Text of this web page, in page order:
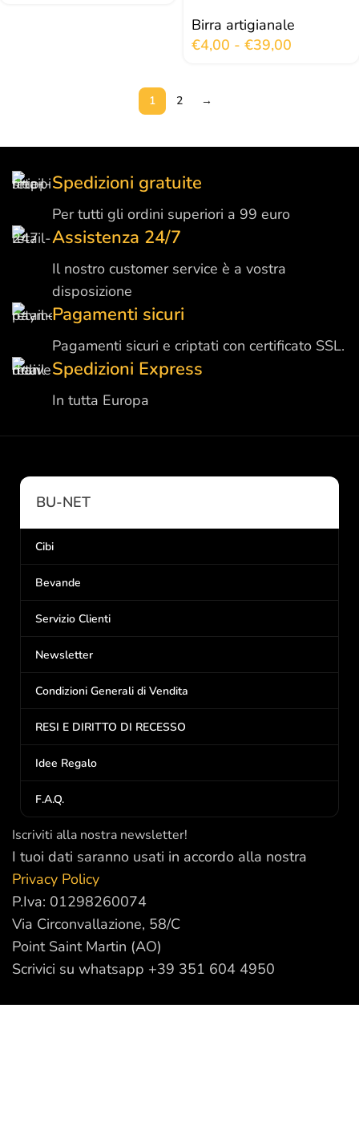
Birra artigianale
€4,00 - €39,00
1 2 →
Spedizioni gratuite
Per tutti gli ordini superiori a 99 euro
Assistenza 24/7
Il nostro customer service è a vostra
disposizione
Pagamenti sicuri
Pagamenti sicuri e criptati con certificato SSL.
Spedizioni Express
In tutta Europa
BU-NET
Cibi
Bevande
Servizio Clienti
Newsletter
Condizioni Generali di Vendita
RESI E DIRITTO DI RECESSO
Idee Regalo
F.A.Q.
Iscriviti alla nostra newsletter!
I tuoi dati saranno usati in accordo alla nostra
Privacy Policy
P.Iva: 01298260074
Via Circonvallazione, 58/C
Point Saint Martin (AO)
Scrivici su whatsapp +39 351 604 4950